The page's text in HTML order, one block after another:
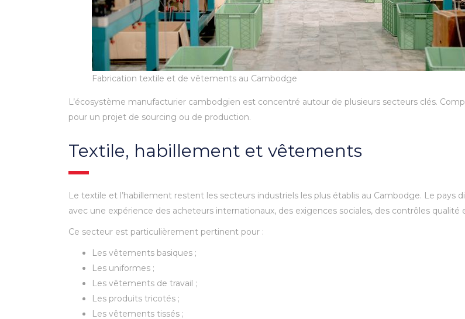
Fabrication textile et de vêtements au Cambodge
L’écosystème manufacturier cambodgien est concentré autour de plusieurs secteurs clés.
pour un projet de sourcing ou de production.
Textile, habillement et vêtements
Le textile et l’habillement restent les secteurs industriels les plus établis au Cambodge. Le pays
avec une expérience des acheteurs internationaux, des exigences sociales, des contrôles qualité
Ce secteur est particulièrement pertinent pour :
Les vêtements basiques ;
Les uniformes ;
Les vêtements de travail ;
Les produits tricotés ;
Les vêtements tissés ;